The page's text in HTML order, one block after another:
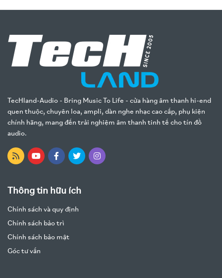
TecHland-Audio - Bring Music To Life - cửa hàng âm thanh hi-end
quen thuộc, chuyên loa, ampli, dàn nghe nhạc cao cấp, phụ kiện
chính hãng, mang đến trải nghiệm âm thanh tinh tế cho tín đồ
audio.
Thông tin hữu ích
Chính sách và quy định
Chính sách bảo trì
Chính sách bảo mật
Góc tư vấn